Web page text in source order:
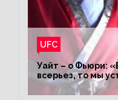
UFC
Уайт – о Фьюри:
всерьез, то мы
заставил
Конором»